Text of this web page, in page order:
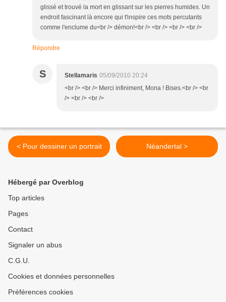
glissé et trouvé la mort en glissant sur les pierres humides. Un
endroit fascinant là encore qui t'inspire ces mots percutants
comme l'enclume du<br /> démon!<br /> <br /> <br /> <br />
Répondre
S Stellamaris 05/09/2010 20:24
<br /> <br /> Merci infiniment, Mona ! Bises.<br /> <br
/> <br /> <br />
< Pour dessiner un portrait Néandertal >
Hébergé par Overblog
Top articles
Pages
Contact
Signaler un abus
C.G.U.
Cookies et données personnelles
Préférences cookies